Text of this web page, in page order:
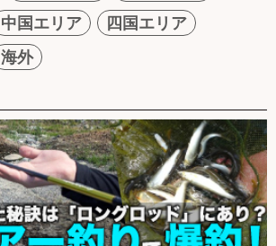
中国エリア
四国エリア
海外